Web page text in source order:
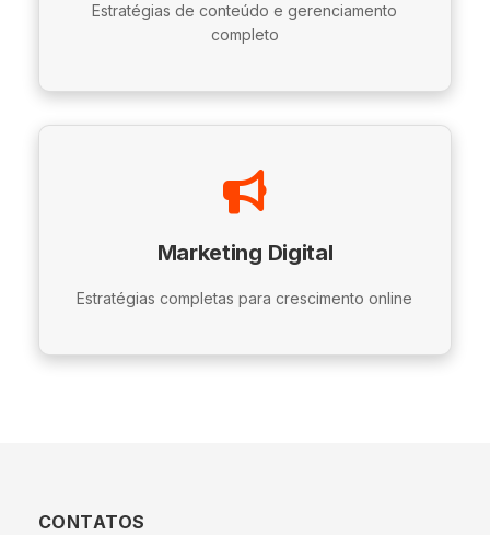
Estratégias de conteúdo e gerenciamento
completo
Marketing Digital
Estratégias completas para crescimento online
CONTATOS